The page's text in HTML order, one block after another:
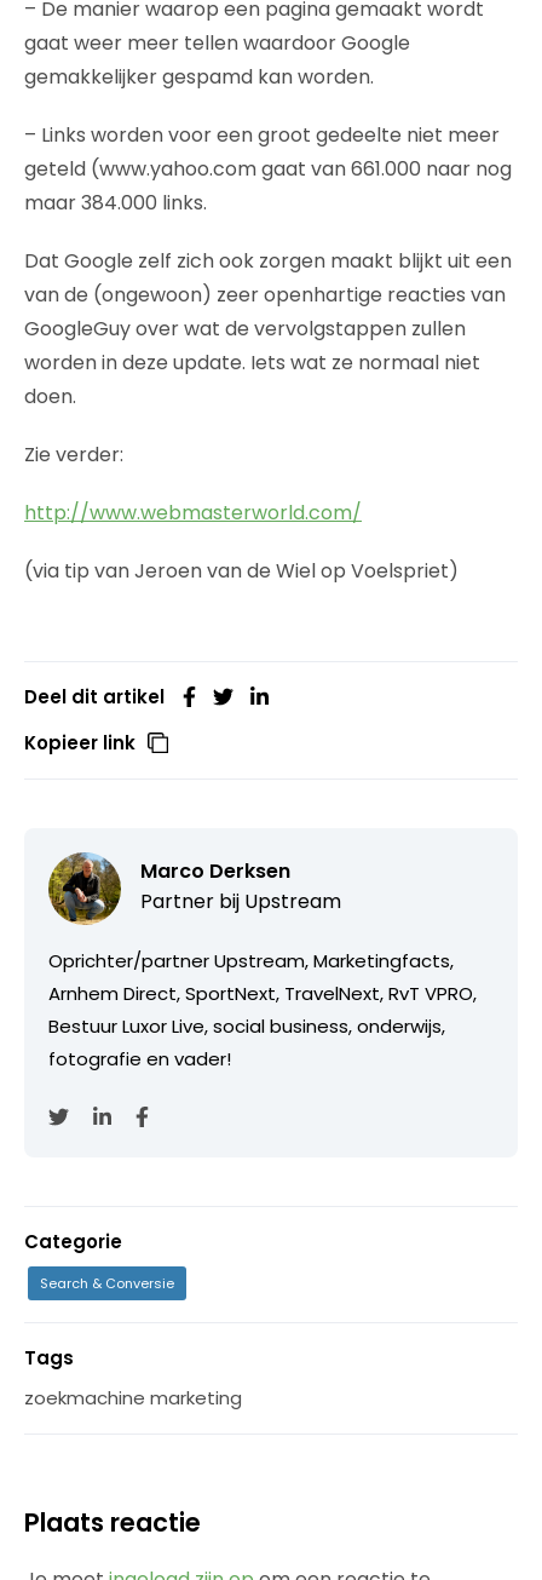
– De manier waarop een pagina gemaakt wordt
gaat weer meer tellen waardoor Google
gemakkelijker gespamd kan worden.
– Links worden voor een groot gedeelte niet meer
geteld (www.yahoo.com gaat van 661.000 naar nog
maar 384.000 links.
Dat Google zelf zich ook zorgen maakt blijkt uit een
van de (ongewoon) zeer openhartige reacties van
GoogleGuy over wat de vervolgstappen zullen
worden in deze update. Iets wat ze normaal niet
doen.
Zie verder:
http://www.webmasterworld.com/
(via tip van Jeroen van de Wiel op Voelspriet)
Deel dit artikel
Kopieer link
Marco Derksen
Partner bij Upstream
Oprichter/partner Upstream, Marketingfacts,
Arnhem Direct, SportNext, TravelNext, RvT VPRO,
Bestuur Luxor Live, social business, onderwijs,
fotografie en vader!
Categorie
Search & Conversie
Tags
zoekmachine marketing
Plaats reactie